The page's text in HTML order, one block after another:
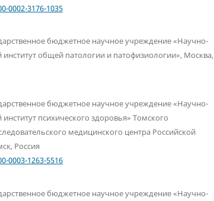
0002-3176-1035
бюджетное научное учреждение «Научно-
институт общей патологии и патофизиологии», Москва,
бюджетное научное учреждение «Научно-
институт психического здоровья» Томского
медицинского центра Российской
Россия
0003-1263-5516
бюджетное научное учреждение «Научно-